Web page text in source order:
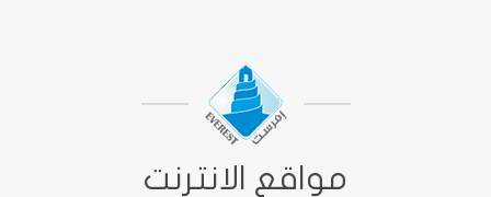
مواقع الانترنت